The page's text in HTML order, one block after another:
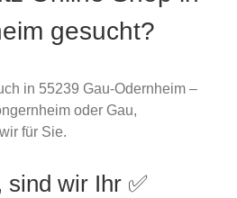
gesucht?
in 55239 Gau-Odernheim –
oder Gau,
für Sie.
wir Ihr ✅